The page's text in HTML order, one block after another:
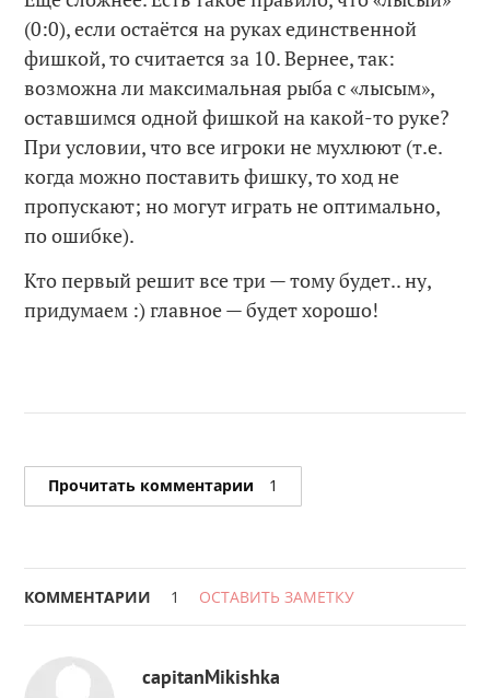
(0:0), если остаётся на руках единственной
фишкой, то считается за 10. Вернее, так:
возможна ли максимальная рыба с «лысым»,
оставшимся одной фишкой на какой-то руке?
При условии, что все игроки не мухлюют (т.е.
когда можно поставить фишку, то ход не
пропускают; но могут играть не оптимально,
по ошибке).
Кто первый решит все три — тому будет.. ну,
придумаем :) главное — будет хорошо!
Прочитать комментарии 1
КОММЕНТАРИИ 1 ОСТАВИТЬ ЗАМЕТКУ
capitanMikishka